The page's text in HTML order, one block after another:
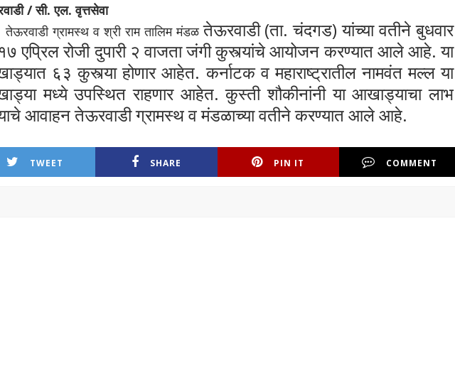
/ सी. एल. वृत्तसेवा
ग्रामस्थ व श्री राम तालिम मंडळतेऊरवाडी (ता. चंदगड) यांच्या वतीने बुधवार
एप्रिल रोजी दुपारी २ वाजता जंगी कुस्त्यांचे आयोजन करण्यात आले आहे.या
६३ कुस्त्या होणार आहेत. कर्नाटक व महाराष्ट्रातील नामवंत मल्ल या
मध्ये उपस्थित राहणार आहेत. कुस्ती शौकीनांनी या आखाड्याचा लाभ
आवाहनतेऊरवाडी ग्रामस्थ व मंडळाच्या वतीने करण्यात आले आहे.
TWEET SHARE PIN IT COMMENT